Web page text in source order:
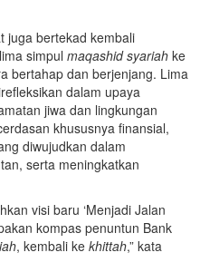
juga bertekad kembali
simpul maqashid syariah ke
bertahap dan berjenjang. Lima
dalam upaya
jiwa dan lingkungan
khususnya finansial,
diwujudkan dalam
serta meningkatkan
visi baru ‘Menjadi Jalan
kompas penuntun Bank
, kembali ke khittah,” kata